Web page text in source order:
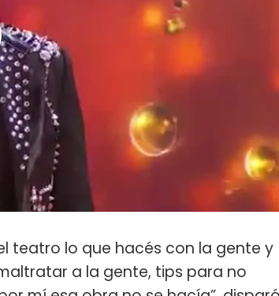
teatro lo que hacés con la gente y
a la gente, tips para no